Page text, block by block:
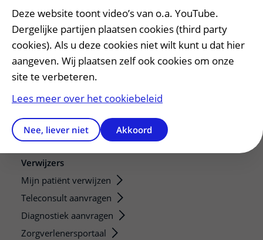
Onze opleidingen
De Nieuwe Utrechtse School
Stage en opleidingsplaatsen
Research
Strategic programs
Research groups
Researchers
Research technologies
Verwijzers
Mijn patiënt verwijzen
Teleconsult aanvragen
Diagnostiek aanvragen
Zorgverlenersportaal
Deze website toont video’s van o.a. YouTube.
Dergelijke partijen plaatsen cookies (third party
cookies). Als u deze cookies niet wilt kunt u dat hier
aangeven. Wij plaatsen zelf ook cookies om onze
site te verbeteren.
Lees meer over het cookiebeleid
Nee, liever niet Akkoord